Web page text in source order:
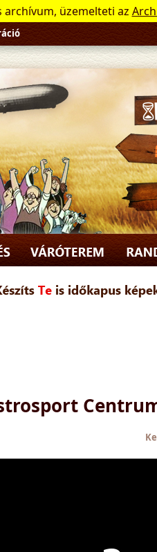
archívum, üzemelteti az